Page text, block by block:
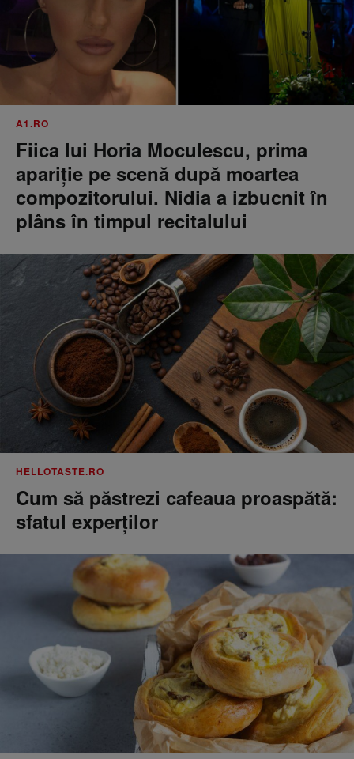
A1.RO
Fiica lui Horia Moculescu, prima
apariție pe scenă după moartea
compozitorului. Nidia a izbucnit în
plâns în timpul recitalului
HELLOTASTE.RO
Cum să păstrezi cafeaua proaspătă:
sfatul experților